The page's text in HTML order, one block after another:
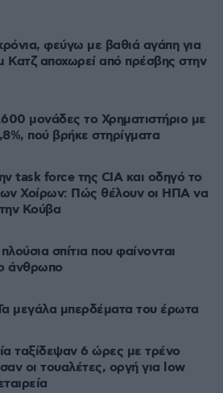
φεύγω με βαθιά αγάπη για
αποχωρεί από πρέσβης στην
μονάδες το Χρηματιστήριο με
πού βρήκε στηρίγματα
task force της CIA και οδηγό το
Χοίρων: Πώς θέλουν οι ΗΠΑ να
Κούβα
σπίτια που φαίνονται
άνθρωπο
μεγάλα μπερδέματα του έρωτα
ταξίδεψαν 6 ώρες με τρένο
οι τουαλέτες, οργή για low